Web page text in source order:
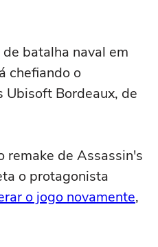
batalha naval em
chefiando o
Ubisoft Bordeaux, de
remake de Assassin's
o protagonista
o jogo novamente,